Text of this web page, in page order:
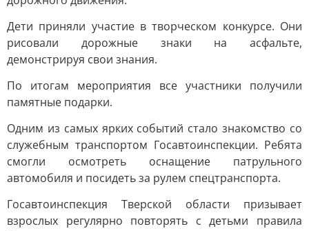
Дети приняли участие в творческом конкурсе. Они
рисовали дорожные знаки на асфальте,
демонстрируя свои знания.
По итогам мероприятия все участники получили
памятные подарки.
Одним из самых ярких событий стало знакомство со
служебным транспортом Госавтоинспекции. Ребята
смогли осмотреть оснащение патрульного
автомобиля и посидеть за рулем спецтранспорта.
Госавтоинспекция Тверской области призывает
взрослых регулярно повторять с детьми правила